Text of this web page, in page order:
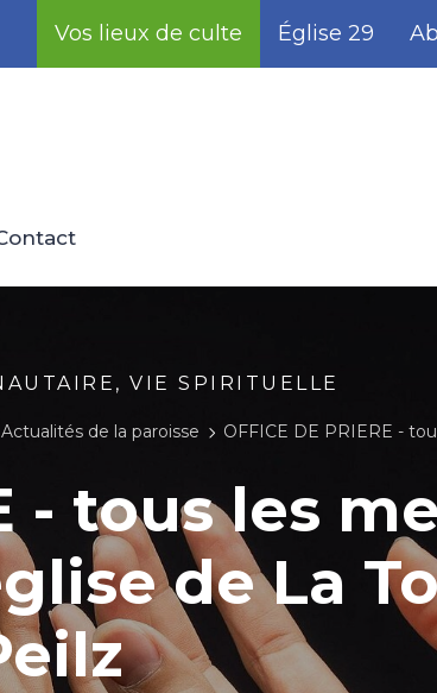
Vos lieux de culte Église 29
VIE SPIRITUELLE
Actualités de la paroisse OFFICE DE PRIERE - tous les
- tous les
de La